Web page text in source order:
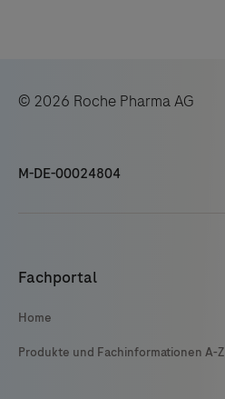
© 2026 Roche Pharma AG
M-DE-00024804
Fachportal
Home
Produkte und Fachinformationen A-Z